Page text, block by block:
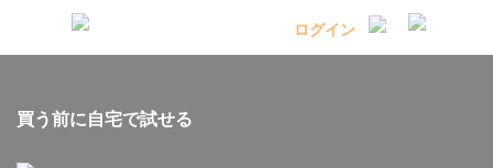
買う前に自宅で試せる